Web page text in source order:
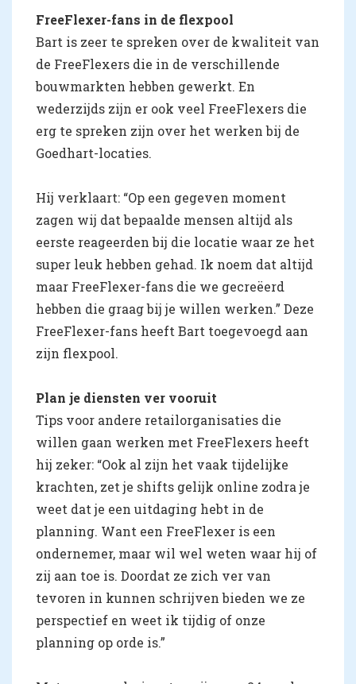
FreeFlexer-fans in de flexpool
Bart is zeer te spreken over de kwaliteit van
de FreeFlexers die in de verschillende
bouwmarkten hebben gewerkt. En
wederzijds zijn er ook veel FreeFlexers die
erg te spreken zijn over het werken bij de
Goedhart-locaties.
Hij verklaart: “Op een gegeven moment
zagen wij dat bepaalde mensen altijd als
eerste reageerden bij die locatie waar ze het
super leuk hebben gehad. Ik noem dat altijd
maar FreeFlexer-fans die we gecreëerd
hebben die graag bij je willen werken.” Deze
FreeFlexer-fans heeft Bart toegevoegd aan
zijn flexpool.
Plan je diensten ver vooruit
Tips voor andere retailorganisaties die
willen gaan werken met FreeFlexers heeft
hij zeker: “Ook al zijn het vaak tijdelijke
krachten, zet je shifts gelijk online zodra je
weet dat je een uitdaging hebt in de
planning. Want een FreeFlexer is een
ondernemer, maar wil wel weten waar hij of
zij aan toe is. Doordat ze zich ver van
tevoren in kunnen schrijven bieden we ze
perspectief en weet ik tijdig of onze
planning op orde is.”